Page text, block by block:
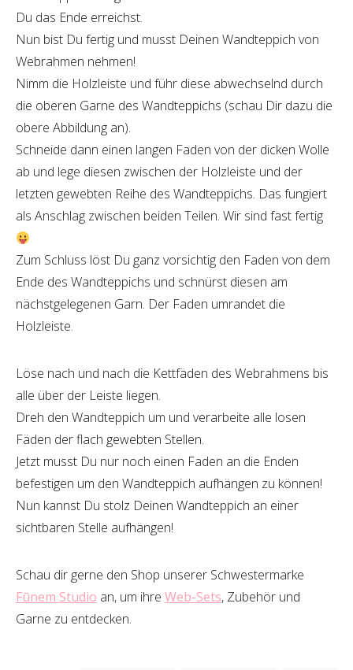
Du das Ende erreichst.
Nun bist Du fertig und musst Deinen Wandteppich von
Webrahmen nehmen!
Nimm die Holzleiste und führ diese abwechselnd durch
die oberen Garne des Wandteppichs (schau Dir dazu die
obere Abbildung an).
Schneide dann einen langen Faden von der dicken Wolle
ab und lege diesen zwischen der Holzleiste und der
letzten gewebten Reihe des Wandteppichs. Das fungiert
als Anschlag zwischen beiden Teilen. Wir sind fast fertig
Zum Schluss löst Du ganz vorsichtig den Faden von dem
Ende des Wandteppichs und schnürst diesen am
nächstgelegenen Garn. Der Faden umrandet die
Holzleiste.
Löse nach und nach die Kettfäden des Webrahmens bis
alle über der Leiste liegen.
Dreh den Wandteppich um und verarbeite alle losen
Fäden der flach gewebten Stellen.
Jetzt musst Du nur noch einen Faden an die Enden
befestigen um den Wandteppich aufhängen zu können!
Nun kannst Du stolz Deinen Wandteppich an einer
sichtbaren Stelle aufhängen!
Schau dir gerne den Shop unserer Schwestermarke
Fūnem Studio an, um ihre Web-Sets, Zubehör und
Garne zu entdecken.